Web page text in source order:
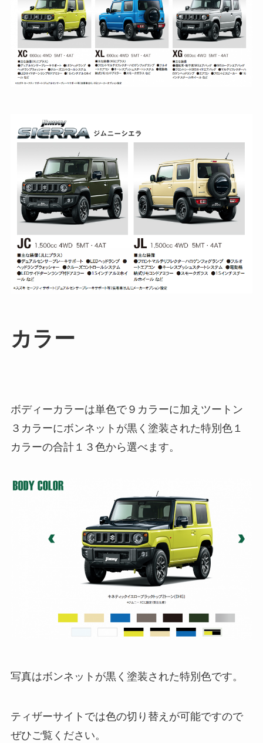
カラー
ボディーカラーは単色で９カラーに加えツートン
３カラーにボンネットが黒く塗装された特別色１
カラーの合計１３色から選べます。
写真はボンネットが黒く塗装された特別色です。
ティザーサイトでは色の切り替えが可能ですので
ぜひご覧ください。